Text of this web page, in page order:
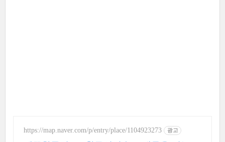
https://map.naver.com/p/entry/place/1104923273 광고